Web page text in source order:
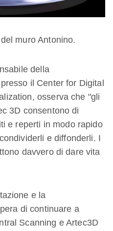
muro Antonino.
della
il Center for Digital
osserva che "gli
3D consentono di
e reperti in modo rapido
e diffonderli. I
davvero di dare vita
e la
di continuare a
Scanning e Artec3D